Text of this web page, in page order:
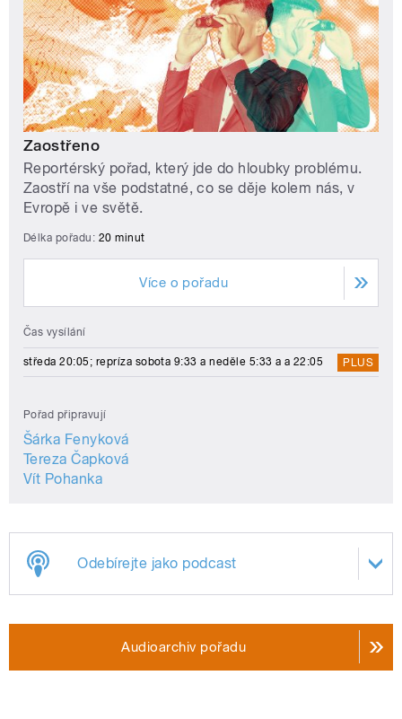
Zaostřeno
Reportérský pořad, který jde do hloubky problému.
Zaostří na vše podstatné, co se děje kolem nás, v
Evropě i ve světě.
Délka pořadu: 20 minut
Více o pořadu
Čas vysílání
středa 20:05; repríza sobota 9:33 a neděle 5:33 a a 22:05 PLUS
Pořad připravují
Šárka Fenyková
Tereza Čapková
Vít Pohanka
Odebírejte jako podcast
Audioarchiv pořadu